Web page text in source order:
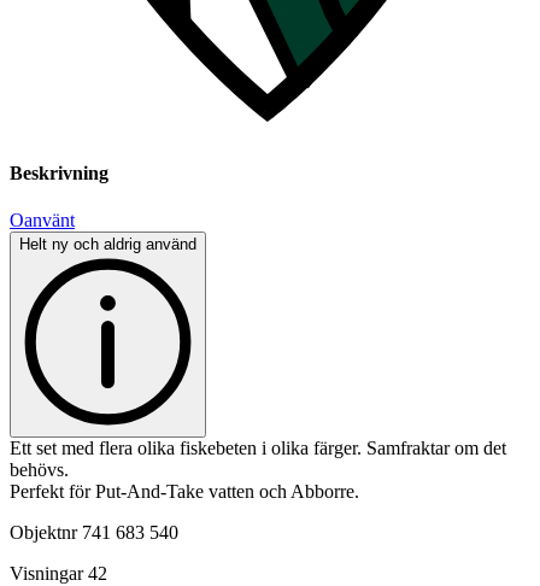
Beskrivning
Oanvänt
Helt ny och aldrig använd
Ett set med flera olika fiskebeten i olika färger. Samfraktar om det
behövs.
Perfekt för Put-And-Take vatten och Abborre.
Objektnr 741 683 540
Visningar 42